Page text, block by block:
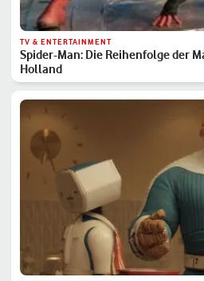
TV & ENTERTAINMENT
Spider-Man: Die Reihenfolge der
Holland